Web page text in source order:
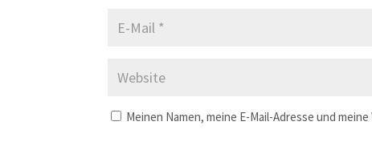
Meinen Namen, meine E-Mail-Adresse und